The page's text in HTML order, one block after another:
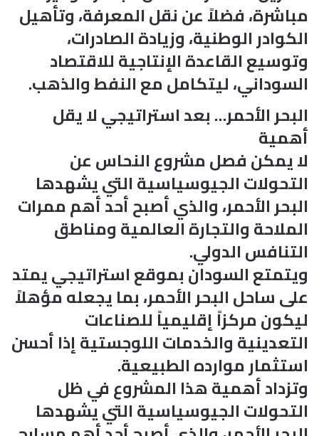
مباشرة، فضلاً عن نقل المعرفة، وتأهيل
الكوادر الوطنية، وزيادة الصادرات،
وتوسيع القاعدة الإنتاجية للاقتصاد
السوداني، ليتكامل مع النفط والذهب.
البحر الأحمر… بعد استراتيجي لا يقل
أهمية
لا يمكن فصل مشروع النحاس عن
التحولات الجيوسياسية التي يشهدها
البحر الأحمر، والذي أصبح أحد أهم ممرات
الملاحة والتجارة العالمية ومناطق
التنافس الدولي.
ويتمتع السودان بموقع استراتيجي يمتد
على ساحل البحر الأحمر، بما يجعله مؤهلاً
ليكون مركزاً إقليمياً للصناعات
التعدينية والخدمات اللوجستية إذا أحسن
استثمار موارده الطبيعية.
وتزداد أهمية هذا المشروع في ظل
التحولات الجيوسياسية التي يشهدها